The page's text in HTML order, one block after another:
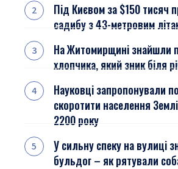
Під Києвом за $150 тисяч
садибу з 43-метровим
На Житомирщині знайшли
хлопчика, який зник біля
Науковці запропонували
скоротити населення
2200 року
У сильну спеку на вулиці
бульдог – як рятували